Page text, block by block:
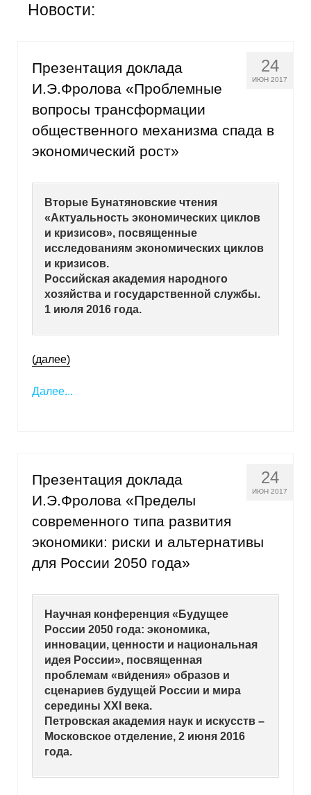
Общие требования
Энергетический семинар
Российско-французский семинар
Отрасли и регионы
Inforum
Ученый совет
Материалы
Оценка индекса промышленного
Российская Система Климатического
Мониторинга
Образование и карьера
Кафедра МФТИ
Кафедра МАДИ
Аспирантура
Об аспирантуре
Новости:
24
ИЮН 2017
Презентация доклада
И.Э.Фролова «Проблемные
вопросы трансформации
общественного механизма спада в
экономический рост»
Вторые Бунатяновские чтения
«Актуальность экономических циклов
и кризисов», посвященные
исследованиям экономических циклов
и кризисов.
Российская академия народного
хозяйства и государственной службы.
1 июля 2016 года.
(далее)
Далее...
24
ИЮН 2017
Презентация доклада
И.Э.Фролова «Пределы
современного типа развития
экономики: риски и альтернативы
для России 2050 года»
Научная конференция «Будущее
России 2050 года: экономика,
инновации, ценности и национальная
идея России», посвященная
проблемам «ви́дения» образов и
сценариев будущей России и мира
середины XXI века.
Петровская академия наук и искусств –
Московское отделение, 2 июня 2016
года.